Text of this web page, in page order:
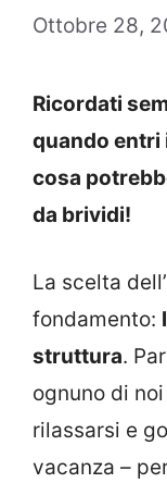
Ottobre 28,
Ricordati
quando entri
cosa
da brividi!
La scelta
fondamento:
struttura.
ognuno di
rilassarsi e
vacanza –